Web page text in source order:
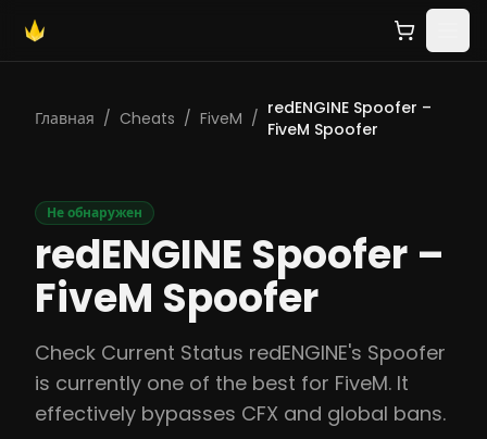
Главная / Cheats / FiveM / redENGINE Spoofer –
FiveM Spoofer
Не обнаружен
redENGINE Spoofer –
FiveM Spoofer
Check Current Status redENGINE's Spoofer
is currently one of the best for FiveM. It
effectively bypasses CFX and global bans.